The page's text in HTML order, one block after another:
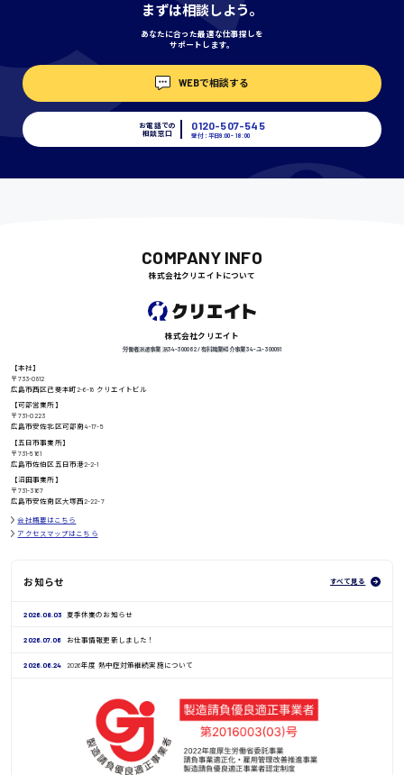
埼玉県
千葉県
高知県
鳥取県
日給8000円〜
まずは相談しよう。
あなたに合った最適な仕事探しを
サポートします。
WEBで相談する
お電話での
相談窓口
0120-507-545
受付：平日9:00 - 18:00
COMPANY INFO
株式会社クリエイトについて
株式会社クリエイト
労働者派遣事業 派34-300062 / 有料職業紹介事業 34-ユ-300091
【本社】
〒733-0812
広島市西区己斐本町2-6-18 クリエイトビル
【可部営業所】
〒731-0223
広島市安佐北区可部南4-17-5
【五日市事業所】
〒731-5161
広島市佐伯区五日市港2-2-1
【沼田事業所】
〒731-3167
広島市安佐南区大塚西2-22-7
会社概要はこちら
アクセスマップはこちら
お知らせ すべて見る
2026.08.03 夏季休業のお知らせ
2026.07.06 お仕事情報更新しました！
2026.06.24 2026年度 熱中症対策継続実施について